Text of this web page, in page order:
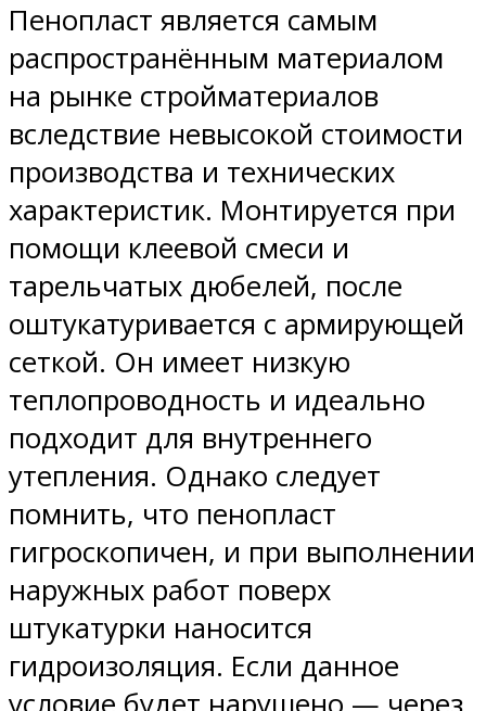
Пенопласт является самым
распространённым материалом
на рынке стройматериалов
вследствие невысокой стоимости
производства и технических
характеристик. Монтируется при
помощи клеевой смеси и
тарельчатых дюбелей, после
оштукатуривается с армирующей
сеткой. Он имеет низкую
теплопроводность и идеально
подходит для внутреннего
утепления. Однако следует
помнить, что пенопласт
гигроскопичен, и при выполнении
наружных работ поверх
штукатурки наносится
гидроизоляция. Если данное